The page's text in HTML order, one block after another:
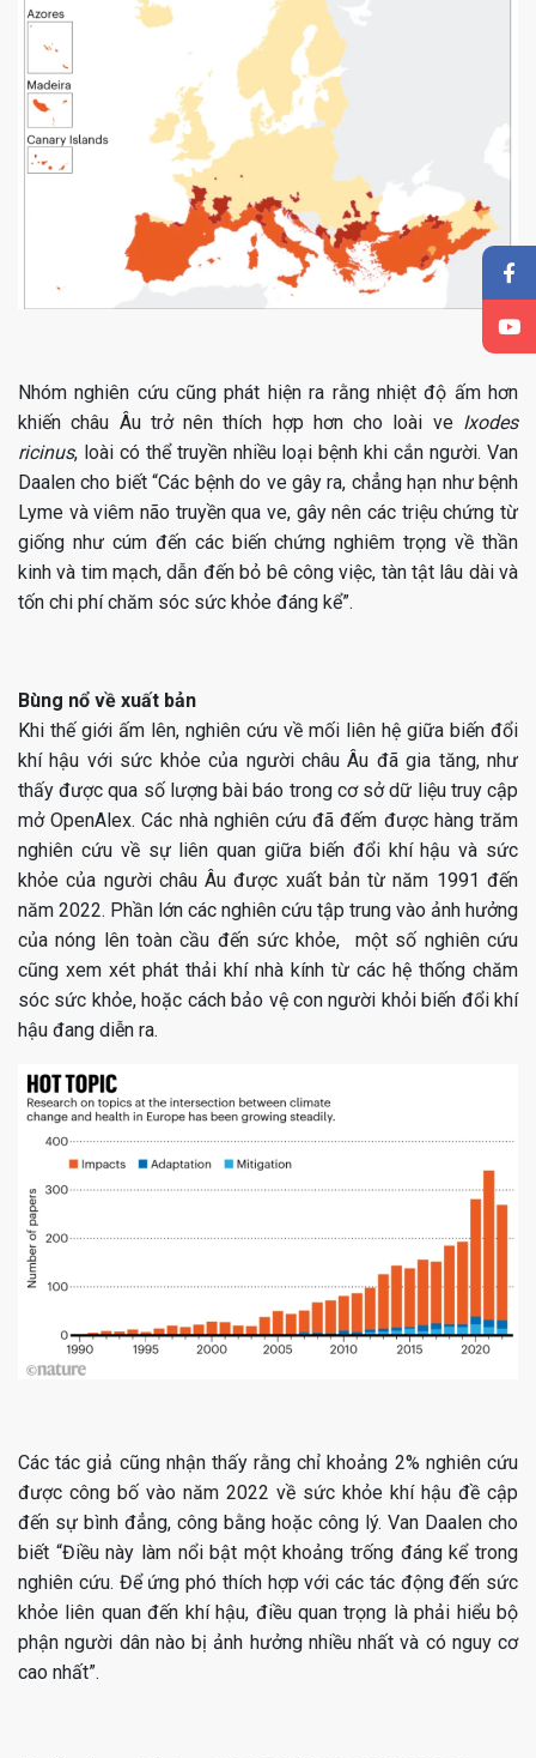
Nhóm nghiên cứu cũng phát hiện ra rằng nhiệt độ ấm hơn
khiến châu Âu trở nên thích hợp hơn cho loài ve Ixodes
ricinus, loài có thể truyền nhiều loại bệnh khi cắn người. Van
Daalen cho biết “Các bệnh do ve gây ra, chẳng hạn như bệnh
Lyme và viêm não truyền qua ve, gây nên các triệu chứng từ
giống như cúm đến các biến chứng nghiêm trọng về thần
kinh và tim mạch, dẫn đến bỏ bê công việc, tàn tật lâu dài và
tốn chi phí chăm sóc sức khỏe đáng kể”.
Bùng nổ về xuất bản
Khi thế giới ấm lên, nghiên cứu về mối liên hệ giữa biến đổi
khí hậu với sức khỏe của người châu Âu đã gia tăng, như
thấy được qua số lượng bài báo trong cơ sở dữ liệu truy cập
mở OpenAlex. Các nhà nghiên cứu đã đếm được hàng trăm
nghiên cứu về sự liên quan giữa biến đổi khí hậu và sức
khỏe của người châu Âu được xuất bản từ năm 1991 đến
năm 2022. Phần lớn các nghiên cứu tập trung vào ảnh hưởng
của nóng lên toàn cầu đến sức khỏe, một số nghiên cứu
cũng xem xét phát thải khí nhà kính từ các hệ thống chăm
sóc sức khỏe, hoặc cách bảo vệ con người khỏi biến đổi khí
hậu đang diễn ra.
Các tác giả cũng nhận thấy rằng chỉ khoảng 2% nghiên cứu
được công bố vào năm 2022 về sức khỏe khí hậu đề cập
đến sự bình đẳng, công bằng hoặc công lý. Van Daalen cho
biết “Điều này làm nổi bật một khoảng trống đáng kể trong
nghiên cứu. Để ứng phó thích hợp với các tác động đến sức
khỏe liên quan đến khí hậu, điều quan trọng là phải hiểu bộ
phận người dân nào bị ảnh hưởng nhiều nhất và có nguy cơ
cao nhất”.